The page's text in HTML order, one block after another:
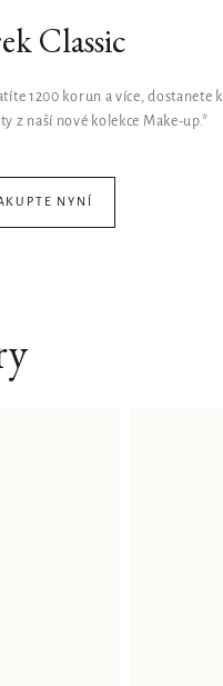
Classic
1200 korun a více, dostanete k
z naší nové kolekce Make-up.*
NYNÍ